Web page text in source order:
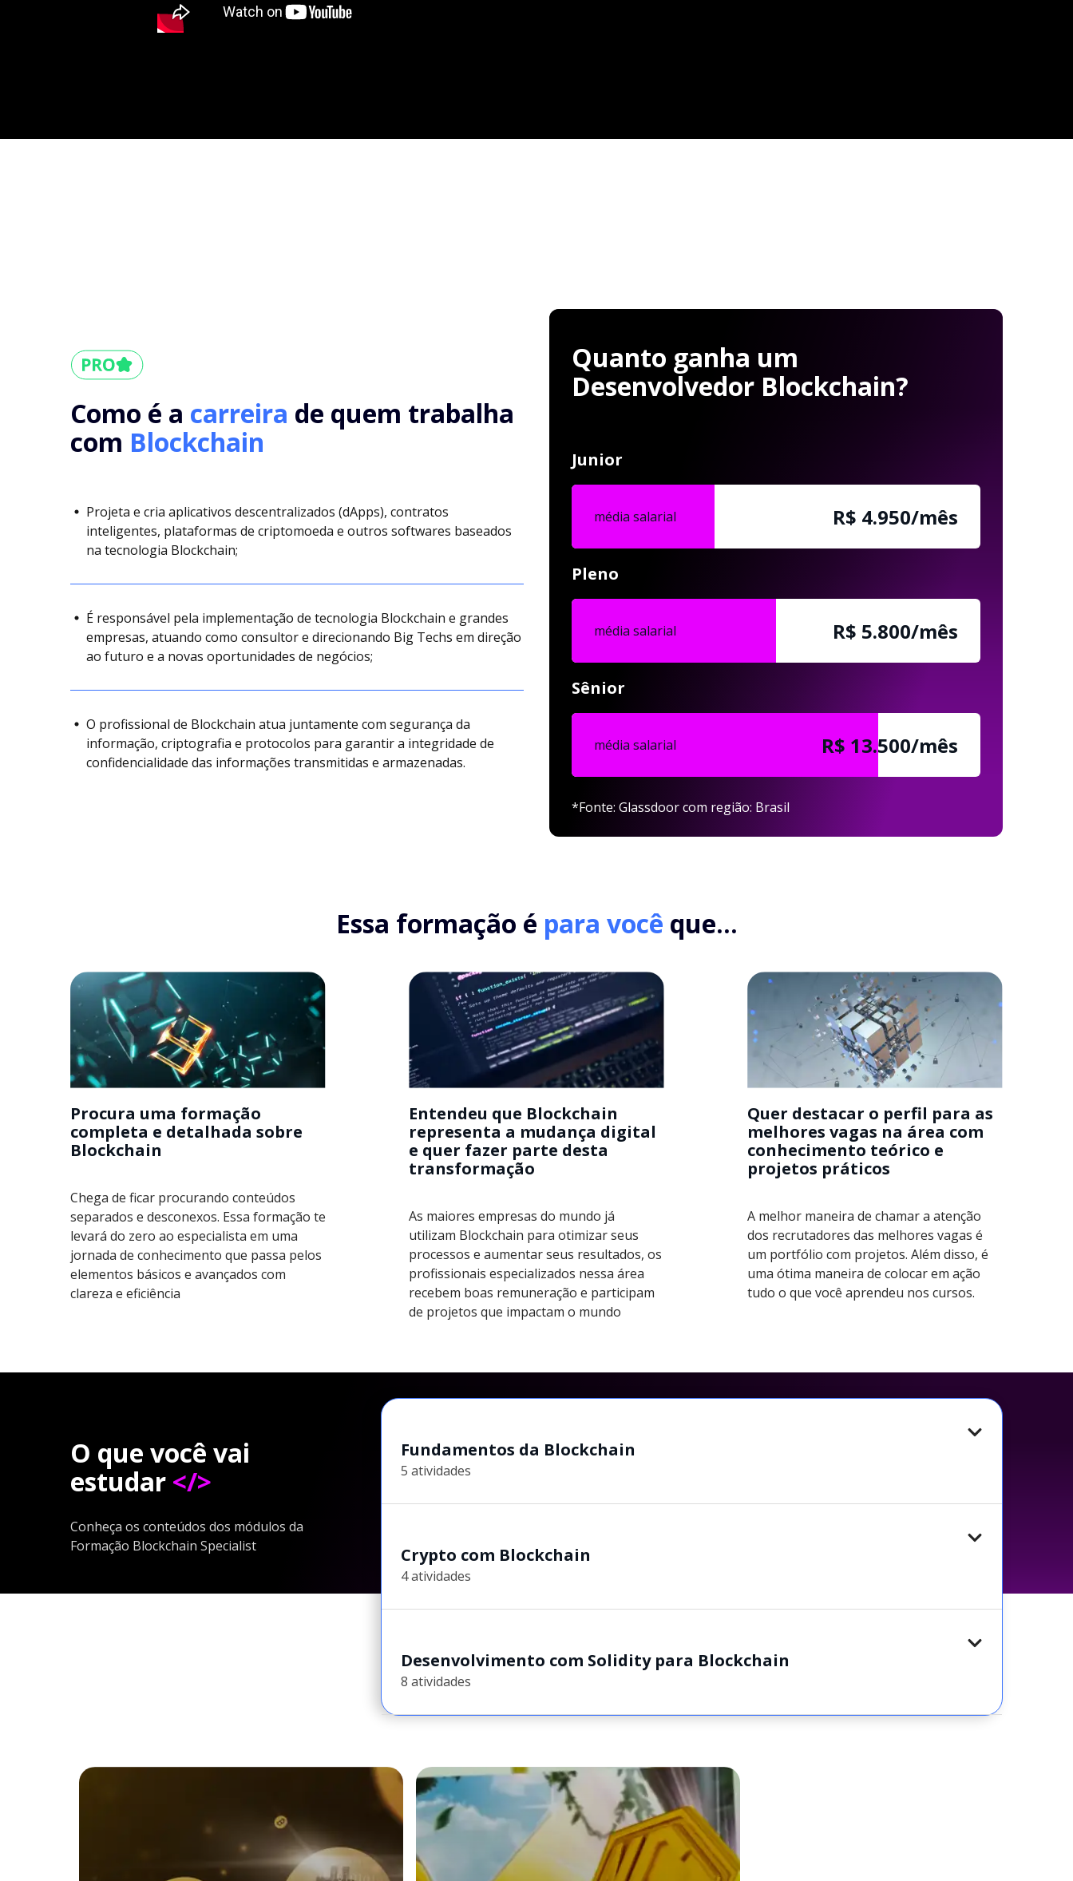
Como é a carreira de quem trabalha
com Blockchain
Projeta e cria aplicativos descentralizados (dApps), contratos
inteligentes, plataformas de criptomoeda e outros softwares baseados
na tecnologia Blockchain;
É responsável pela implementação de tecnologia Blockchain e grandes
empresas, atuando como consultor e direcionando Big Techs em direção
ao futuro e a novas oportunidades de negócios;
O profissional de Blockchain atua juntamente com segurança da
informação, criptografia e protocolos para garantir a integridade de
confidencialidade das informações transmitidas e armazenadas.
Quanto ganha um
Desenvolvedor Blockchain?
Junior
média salarial R$ 4.950/mês
Pleno
média salarial R$ 5.800/mês
Sênior
média salarial R$ 13.500/mês
*Fonte: Glassdoor com região: Brasil
Essa formação é para você que...
Procura uma formação
completa e detalhada sobre
Blockchain
Chega de ficar procurando conteúdos
separados e desconexos. Essa formação te
levará do zero ao especialista em uma
jornada de conhecimento que passa pelos
elementos básicos e avançados com
clareza e eficiência
Entendeu que Blockchain
representa a mudança digital
e quer fazer parte desta
transformação
As maiores empresas do mundo já
utilizam Blockchain para otimizar seus
processos e aumentar seus resultados, os
profissionais especializados nessa área
recebem boas remuneração e participam
de projetos que impactam o mundo
Quer destacar o perfil para as
melhores vagas na área com
conhecimento teórico e
projetos práticos
A melhor maneira de chamar a atenção
dos recrutadores das melhores vagas é
um portfólio com projetos. Além disso, é
uma ótima maneira de colocar em ação
tudo o que você aprendeu nos cursos.
O que você vai
estudar </>
Conheça os conteúdos dos módulos da
Formação Blockchain Specialist
Fundamentos da Blockchain
5 atividades
Crypto com Blockchain
4 atividades
Desenvolvimento com Solidity para Blockchain
8 atividades